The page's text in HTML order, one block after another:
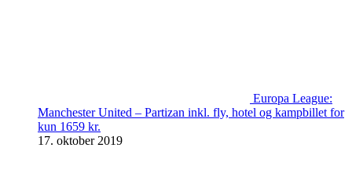
Europa League:
Manchester United – Partizan inkl. fly, hotel og kampbillet for
kun 1659 kr.
17. oktober 2019